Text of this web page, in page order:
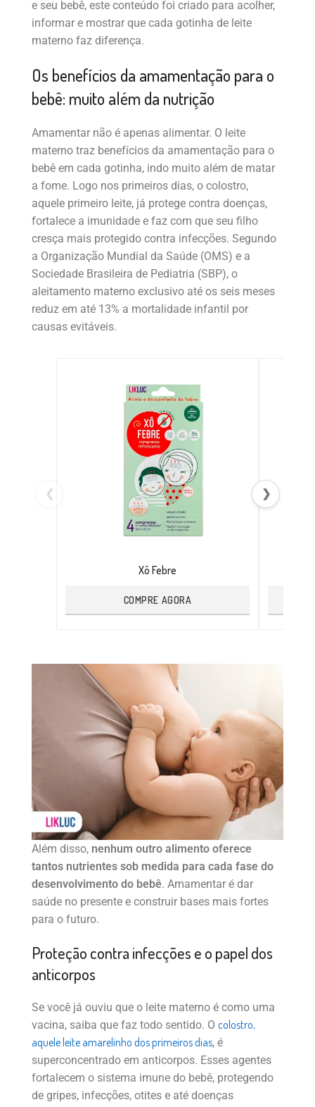
e seu bebê, este conteúdo foi criado para acolher,
informar e mostrar que cada gotinha de leite
materno faz diferença.
Os benefícios da amamentação para o
bebê: muito além da nutrição
Amamentar não é apenas alimentar. O leite
materno traz benefícios da amamentação para o
bebê em cada gotinha, indo muito além de matar
a fome. Logo nos primeiros dias, o colostro,
aquele primeiro leite, já protege contra doenças,
fortalece a imunidade e faz com que seu filho
cresça mais protegido contra infecções. Segundo
a Organização Mundial da Saúde (OMS) e a
Sociedade Brasileira de Pediatria (SBP), o
aleitamento materno exclusivo até os seis meses
reduz em até 13% a mortalidade infantil por
causas evitáveis.
❮
Xô Febre
COMPRE AGORA
❯
Além disso, nenhum outro alimento oferece
tantos nutrientes sob medida para cada fase do
desenvolvimento do bebê. Amamentar é dar
saúde no presente e construir bases mais fortes
para o futuro.
Proteção contra infecções e o papel dos
anticorpos
Se você já ouviu que o leite materno é como uma
vacina, saiba que faz todo sentido. O colostro,
aquele leite amarelinho dos primeiros dias, é
superconcentrado em anticorpos. Esses agentes
fortalecem o sistema imune do bebê, protegendo
de gripes, infecções, otites e até doenças